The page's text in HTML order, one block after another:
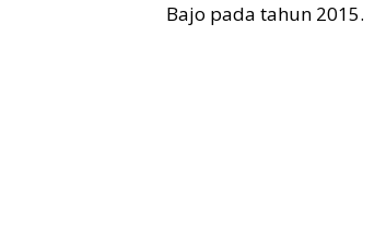
Bajo pada tahun 2015.